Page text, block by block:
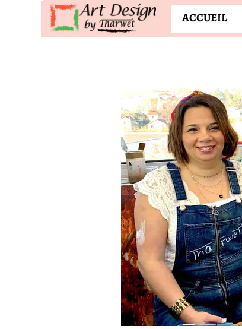
ACCUEIL